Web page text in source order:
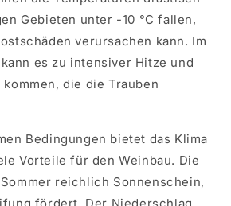
Gebieten unter -10 °C fallen,
verursachen kann. Im
es zu intensiver Hitze und
die die Trauben
Bedingungen bietet das Klima
Vorteile für den Weinbau. Die
reichlich Sonnenschein,